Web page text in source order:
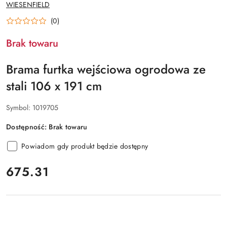
PRODUCENTA:
WIESENFIELD
(0)
Brak towaru
Brama furtka wejściowa ogrodowa ze
stali 106 x 191 cm
Symbol: 1019705
Dostępność: Brak towaru
Powiadom gdy produkt będzie dostępny
cena:
675.31